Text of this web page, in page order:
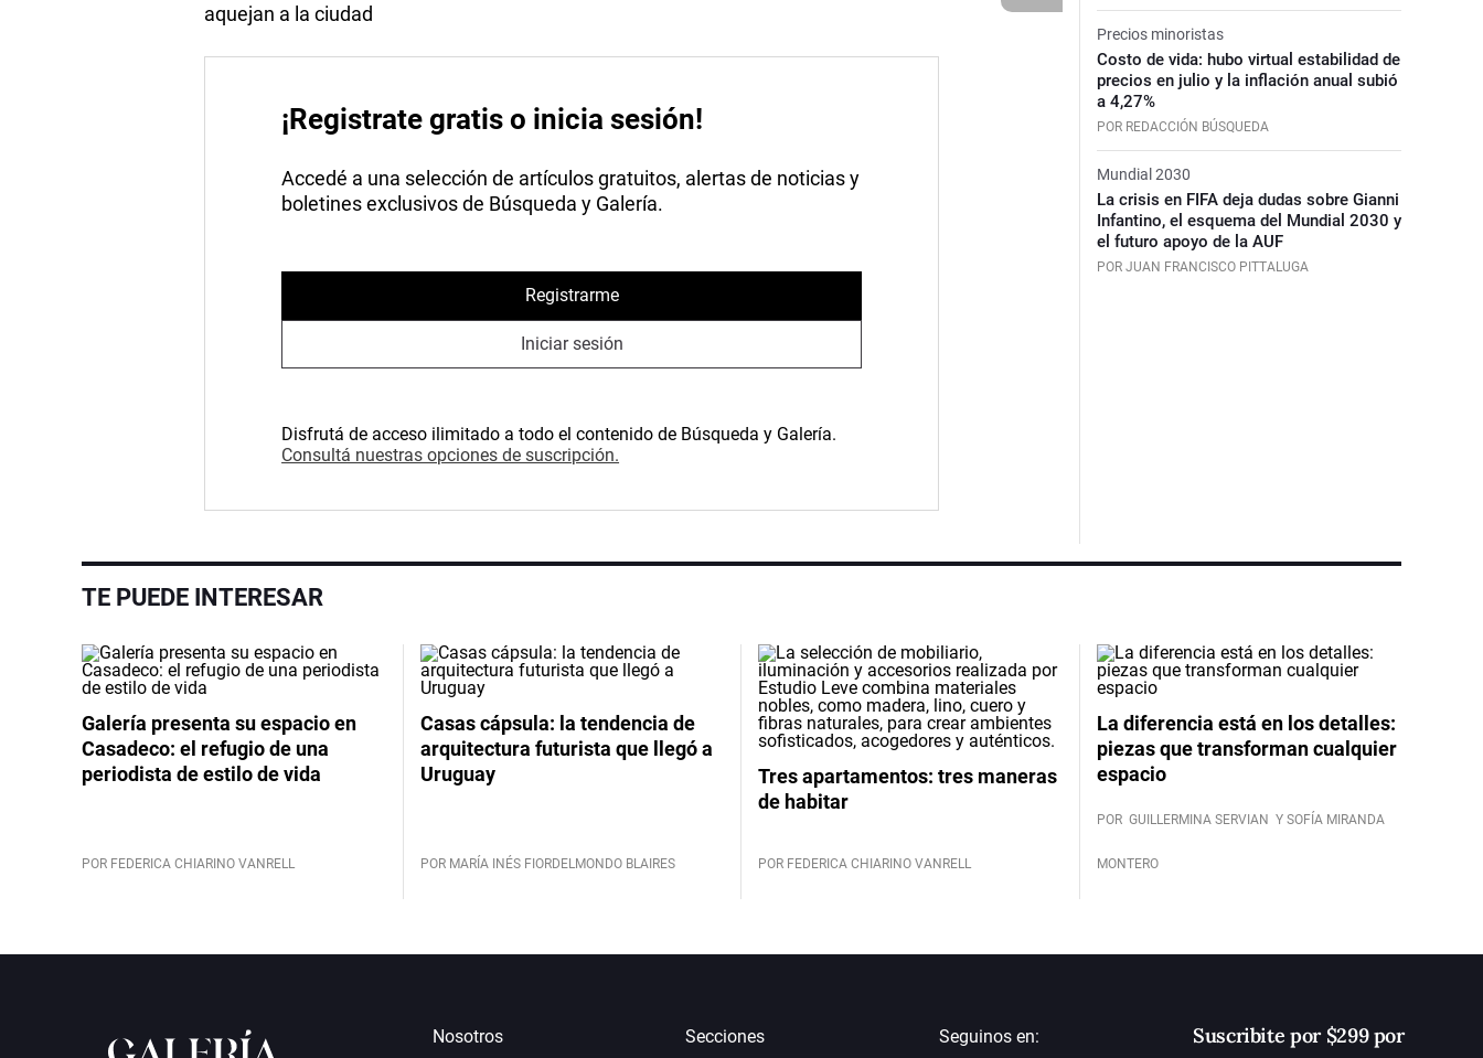
aquejan a la ciudad
¡Registrate gratis o inicia sesión!
Accedé a una selección de artículos gratuitos, alertas de noticias y
boletines exclusivos de Búsqueda y Galería.
Registrarme
Iniciar sesión
Disfrutá de acceso ilimitado a todo el contenido de Búsqueda y Galería.
Consultá nuestras opciones de suscripción.
Precios minoristas
Costo de vida: hubo virtual estabilidad de
precios en julio y la inflación anual subió
a 4,27%
POR REDACCIÓN BÚSQUEDA
Mundial 2030
La crisis en FIFA deja dudas sobre Gianni
Infantino, el esquema del Mundial 2030 y
el futuro apoyo de la AUF
POR JUAN FRANCISCO PITTALUGA
TE PUEDE INTERESAR
Galería presenta su espacio en
Casadeco: el refugio de una
periodista de estilo de vida
POR FEDERICA CHIARINO VANRELL
Casas cápsula: la tendencia de
arquitectura futurista que llegó a
Uruguay
POR MARÍA INÉS FIORDELMONDO BLAIRES
Tres apartamentos: tres maneras
de habitar
POR FEDERICA CHIARINO VANRELL
La diferencia está en los detalles:
piezas que transforman cualquier
espacio
POR GUILLERMINA SERVIAN Y SOFÍA MIRANDA
MONTERO
Nosotros Secciones Seguinos en:
Suscribite por $299 por